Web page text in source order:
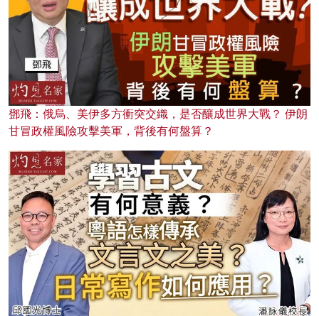
鄧飛：俄烏、美伊多方衝突交織，是否釀成世界大戰？ 伊朗
甘冒政權風險攻擊美軍，背後有何盤算？